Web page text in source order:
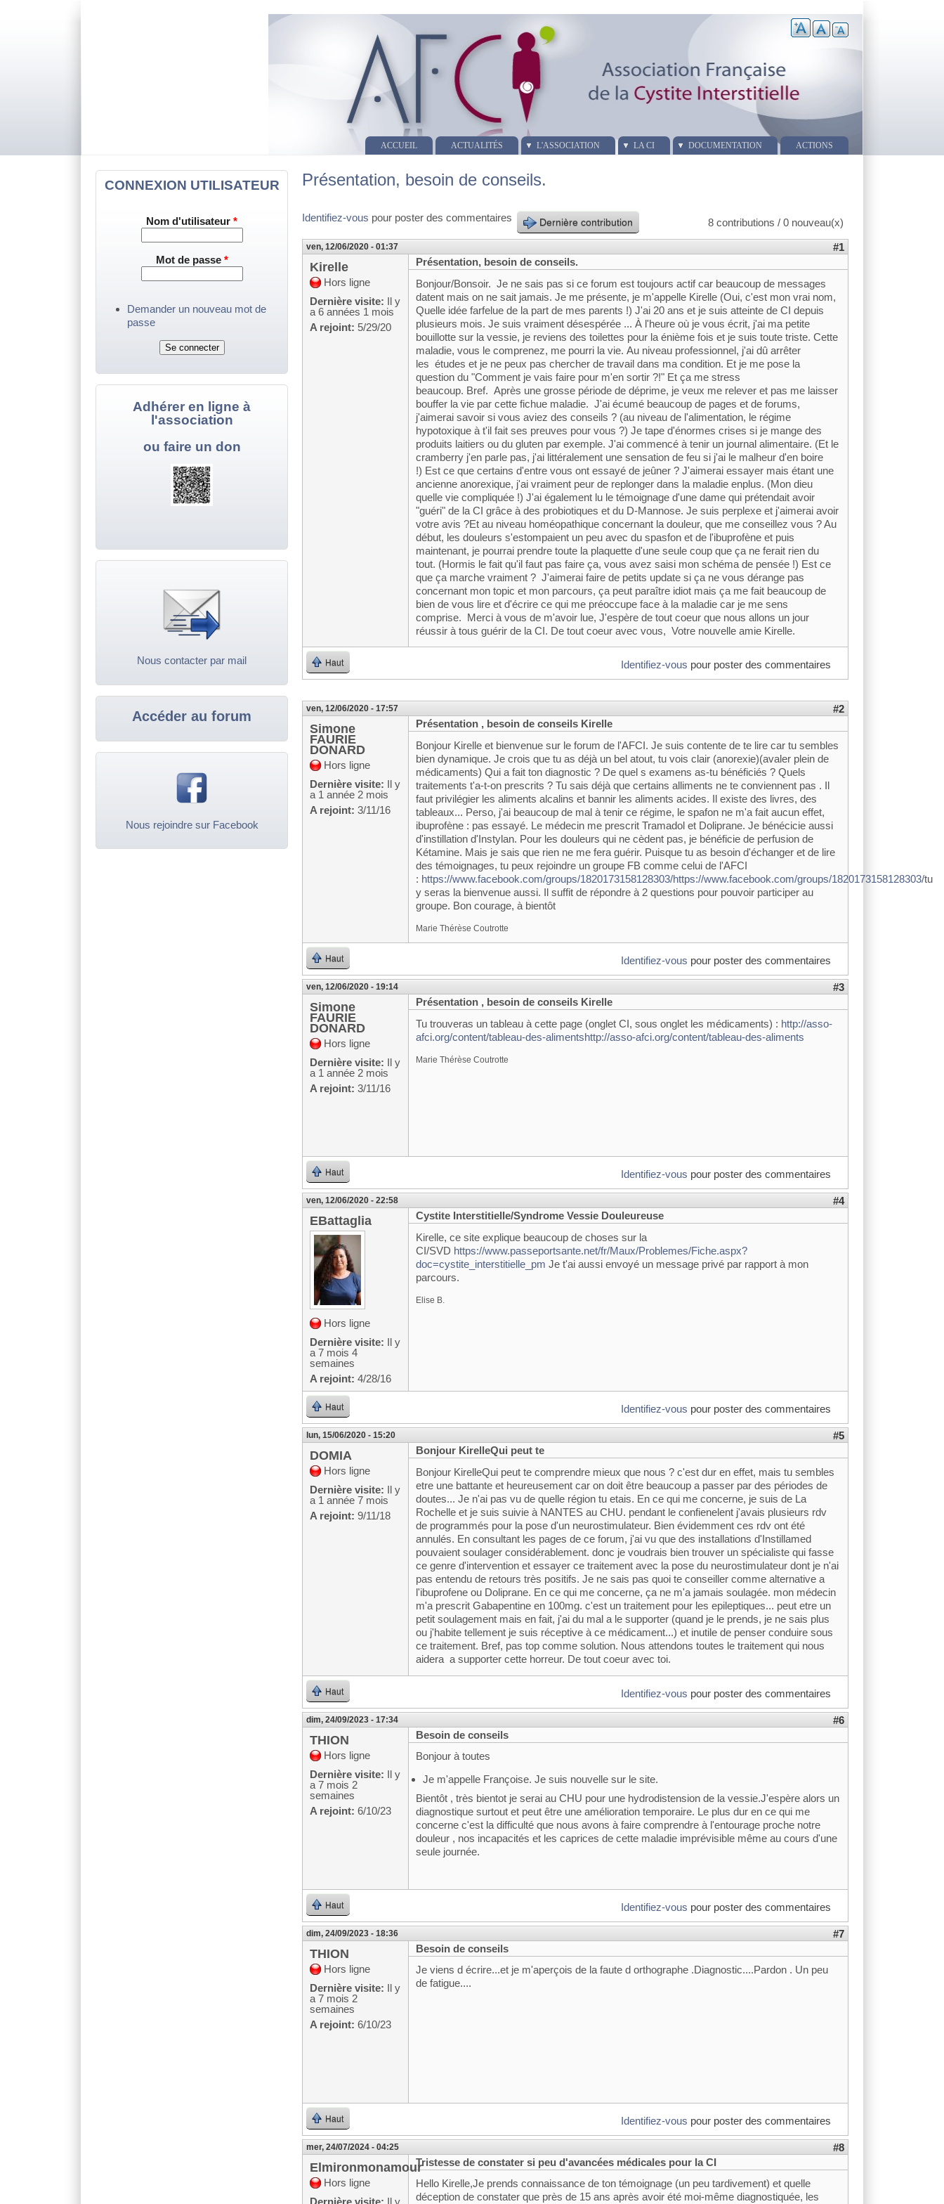
ACCUEIL ACTUALITÉS L'ASSOCIATION LA CI DOCUMENTATION ACTIONS
Présentation, besoin de conseils.
8 contributions / 0 nouveau(x)
Identifiez-vous pour poster des commentaires Dernière contribution
ven, 12/06/2020 - 01:37 #1
Kirelle
Hors ligne
Dernière visite: Il y
a 6 années 1 mois
A rejoint: 5/29/20
Présentation, besoin de conseils.
Bonjour/Bonsoir. Je ne sais pas si ce forum est toujours actif car beaucoup de messages
datent mais on ne sait jamais. Je me présente, je m'appelle Kirelle (Oui, c'est mon vrai nom,
Quelle idée farfelue de la part de mes parents !) J'ai 20 ans et je suis atteinte de CI depuis
plusieurs mois. Je suis vraiment désespérée ... À l'heure où je vous écrit, j'ai ma petite
bouillotte sur la vessie, je reviens des toilettes pour la énième fois et je suis toute triste. Cette
maladie, vous le comprenez, me pourri la vie. Au niveau professionnel, j'ai dû arrêter
les études et je ne peux pas chercher de travail dans ma condition. Et je me pose la
question du "Comment je vais faire pour m'en sortir ?!" Et ça me stress
beaucoup. Bref. Après une grosse période de déprime, je veux me relever et pas me laisser
bouffer la vie par cette fichue maladie. J'ai écumé beaucoup de pages et de forums,
j'aimerai savoir si vous aviez des conseils ? (au niveau de l'alimentation, le régime
hypotoxique à t'il fait ses preuves pour vous ?) Je tape d'énormes crises si je mange des
produits laitiers ou du gluten par exemple. J'ai commencé à tenir un journal alimentaire. (Et le
cramberry j'en parle pas, j'ai littéralement une sensation de feu si j'ai le malheur d'en boire
!) Est ce que certains d'entre vous ont essayé de jeûner ? J'aimerai essayer mais étant une
ancienne anorexique, j'ai vraiment peur de replonger dans la maladie enplus. (Mon dieu
quelle vie compliquée !) J'ai également lu le témoignage d'une dame qui prétendait avoir
"guéri" de la CI grâce à des probiotiques et du D-Mannose. Je suis perplexe et j'aimerai avoir
votre avis ?Et au niveau homéopathique concernant la douleur, que me conseillez vous ? Au
début, les douleurs s'estompaient un peu avec du spasfon et de l'ibuprofène et puis
maintenant, je pourrai prendre toute la plaquette d'une seule coup que ça ne ferait rien du
tout. (Hormis le fait qu'il faut pas faire ça, vous avez saisi mon schéma de pensée !) Est ce
que ça marche vraiment ? J'aimerai faire de petits update si ça ne vous dérange pas
concernant mon topic et mon parcours, ça peut paraître idiot mais ça me fait beaucoup de
bien de vous lire et d'écrire ce qui me préoccupe face à la maladie car je me sens
comprise. Merci à vous de m'avoir lue, J'espère de tout coeur que nous allons un jour
réussir à tous guérir de la CI. De tout coeur avec vous, Votre nouvelle amie Kirelle.
Haut Identifiez-vous pour poster des commentaires
ven, 12/06/2020 - 17:57 #2
Simone
FAURIE
DONARD
Hors ligne
Dernière visite: Il y
a 1 année 2 mois
A rejoint: 3/11/16
Présentation , besoin de conseils Kirelle
Bonjour Kirelle et bienvenue sur le forum de l'AFCI. Je suis contente de te lire car tu sembles
bien dynamique. Je crois que tu as déjà un bel atout, tu vois clair (anorexie)(avaler plein de
médicaments) Qui a fait ton diagnostic ? De quel s examens as-tu bénéficiés ? Quels
traitements t'a-t-on prescrits ? Tu sais déjà que certains alliments ne te conviennent pas . Il
faut privilégier les aliments alcalins et bannir les aliments acides. Il existe des livres, des
tableaux... Perso, j'ai beaucoup de mal à tenir ce régime, le spafon ne m'a fait aucun effet,
ibuprofène : pas essayé. Le médecin me prescrit Tramadol et Doliprane. Je bénécicie aussi
d'instillation d'Instylan. Pour les douleurs qui ne cèdent pas, je bénéficie de perfusion de
Kétamine. Mais je sais que rien ne me fera guérir. Puisque tu as besoin d'échanger et de lire
des témoignages, tu peux rejoindre un groupe FB comme celui de l'AFCI
: https://www.facebook.com/groups/1820173158128303/https://www.facebook.com/groups/1820173158128303/tu
y seras la bienvenue aussi. Il suffit de répondre à 2 questions pour pouvoir participer au
groupe. Bon courage, à bientôt
Marie Thérèse Coutrotte
Haut Identifiez-vous pour poster des commentaires
ven, 12/06/2020 - 19:14 #3
Simone
FAURIE
DONARD
Hors ligne
Dernière visite: Il y
a 1 année 2 mois
A rejoint: 3/11/16
Présentation , besoin de conseils Kirelle
Tu trouveras un tableau à cette page (onglet CI, sous onglet les médicaments) : http://asso-
afci.org/content/tableau-des-alimentshttp://asso-afci.org/content/tableau-des-aliments
Marie Thérèse Coutrotte
Haut Identifiez-vous pour poster des commentaires
ven, 12/06/2020 - 22:58 #4
EBattaglia
Hors ligne
Dernière visite: Il y
a 7 mois 4
semaines
A rejoint: 4/28/16
Cystite Interstitielle/Syndrome Vessie Douleureuse
Kirelle, ce site explique beaucoup de choses sur la
CI/SVD https://www.passeportsante.net/fr/Maux/Problemes/Fiche.aspx?
doc=cystite_interstitielle_pm Je t'ai aussi envoyé un message privé par rapport à mon
parcours.
Elise B.
Haut Identifiez-vous pour poster des commentaires
lun, 15/06/2020 - 15:20 #5
DOMIA
Hors ligne
Dernière visite: Il y
a 1 année 7 mois
A rejoint: 9/11/18
Bonjour KirelleQui peut te
Bonjour KirelleQui peut te comprendre mieux que nous ? c'est dur en effet, mais tu sembles
etre une battante et heureusement car on doit être beaucoup a passer par des périodes de
doutes... Je n'ai pas vu de quelle région tu etais. En ce qui me concerne, je suis de La
Rochelle et je suis suivie à NANTES au CHU. pendant le confienelent j'avais plusieurs rdv
de programmés pour la pose d'un neurostimulateur. Bien évidemment ces rdv ont été
annulés. En consultant les pages de ce forum, j'ai vu que des installations d'Instillamed
pouvaient soulager considérablement. donc je voudrais bien trouver un spécialiste qui fasse
ce genre d'intervention et essayer ce traitement avec la pose du neurostimulateur dont je n'ai
pas entendu de retours très positifs. Je ne sais pas quoi te conseiller comme alternative a
l'ibuprofene ou Doliprane. En ce qui me concerne, ça ne m'a jamais soulagée. mon médecin
m'a prescrit Gabapentine en 100mg. c'est un traitement pour les epileptiques... peut etre un
petit soulagement mais en fait, j'ai du mal a le supporter (quand je le prends, je ne sais plus
ou j'habite tellement je suis réceptive à ce médicament...) et inutile de penser conduire sous
ce traitement. Bref, pas top comme solution. Nous attendons toutes le traitement qui nous
aidera a supporter cette horreur. De tout coeur avec toi.
Haut Identifiez-vous pour poster des commentaires
dim, 24/09/2023 - 17:34 #6
THION
Hors ligne
Dernière visite: Il y
a 7 mois 2
semaines
A rejoint: 6/10/23
Besoin de conseils
Bonjour à toutes
Je m'appelle Françoise. Je suis nouvelle sur le site.
Bientôt , très bientot je serai au CHU pour une hydrodistension de la vessie.J'espère alors un
diagnostique surtout et peut être une amélioration temporaire. Le plus dur en ce qui me
concerne c'est la difficulté que nous avons à faire comprendre à l'entourage proche notre
douleur , nos incapacités et les caprices de cette maladie imprévisible même au cours d'une
seule journée.
Haut Identifiez-vous pour poster des commentaires
dim, 24/09/2023 - 18:36 #7
THION
Hors ligne
Dernière visite: Il y
a 7 mois 2
semaines
A rejoint: 6/10/23
Besoin de conseils
Je viens d écrire...et je m'aperçois de la faute d orthographe .Diagnostic....Pardon . Un peu
de fatigue....
Haut Identifiez-vous pour poster des commentaires
mer, 24/07/2024 - 04:25 #8
Elmironmonamour
Hors ligne
Dernière visite: Il y
Tristesse de constater si peu d'avancées médicales pour la CI
Hello Kirelle,Je prends connaissance de ton témoignage (un peu tardivement) et quelle
déception de constater que près de 15 ans après avoir été moi-même diagnostiquée, les
CONNEXION UTILISATEUR
Nom d'utilisateur*
Mot de passe *
Demander un nouveau mot de
passe
Adhérer en ligne à
l'association
ou faire un don
Nous contacter par mail
Accéder au forum
Nous rejoindre sur Facebook